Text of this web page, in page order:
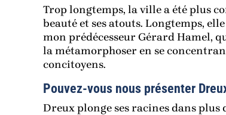
Trop longtemps, la ville a été plus
beauté et ses atouts. Longtemps,
mon prédécesseur Gérard Hamel,
la métamorphoser en se
concitoyens.
Pouvez-vous nous présenter
Dreux plonge ses racines dans